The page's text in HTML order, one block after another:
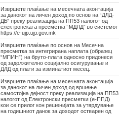
Извршете плаќање на месечната аконтација
за данокот на личен доход по основ на “ДЛД-
ДБ“ преку реализација на ПП53 налогот од
електронската пресметка “МДЛД” во системот
https://e-ujp.ujp.gov.mk
Извршете плаќање по основ на Месечна
пресметка за интегрирана наплата (образец
“МПИН”) на бруто-плата односно придонеси
од задолжително социјално осигурување и
ДЛД од плати за изминатиот месец.
Извршете плаќање на месечната аконтација
за данокот на личен доход од вршење
самостојна дејност преку реализација на ПП53
налогот од Електронски пресметки (е-ППД)
кои се прилог кон решенијата за утврдување
на годишниот данок за доходот остварен од